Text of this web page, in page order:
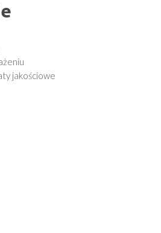
jakościowe